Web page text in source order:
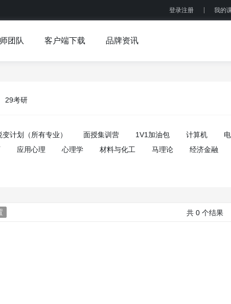
登录注册 我的
团队 客户端下载 品牌资讯
29考研
变计划（所有专业） 面授集训营 1V1加油包 计算机
应用心理 心理学 材料与化工 马理论 经济金融
共 0 个结果